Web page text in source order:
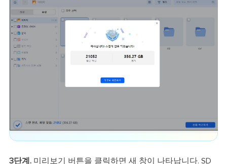
3단계.미리보기 버튼을 클릭하면 새 창이 나타납니다. SD